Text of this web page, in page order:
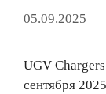
05.09.2025
UGV
сентября